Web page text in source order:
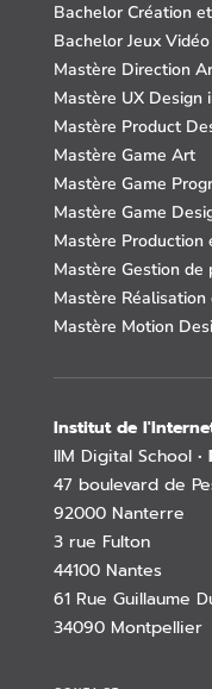
Bachelor Création
Bachelor Jeux Vidéo
Mastère Direction
Mastère UX Design
Mastère Product
Mastère Game Art
Mastère Game
Mastère Game
Mastère Production
Mastère Gestion de
Mastère
Mastère Motion
Institut de
IIM Digital School •
47 boulevard de
92000 Nanterre
3 rue Fulton
44100 Nantes
61 Rue Guillaume
34090 Montpellier